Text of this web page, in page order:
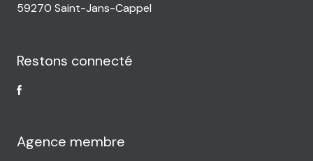
59270 Saint-Jans-Cappel
Restons connecté
Agence membre